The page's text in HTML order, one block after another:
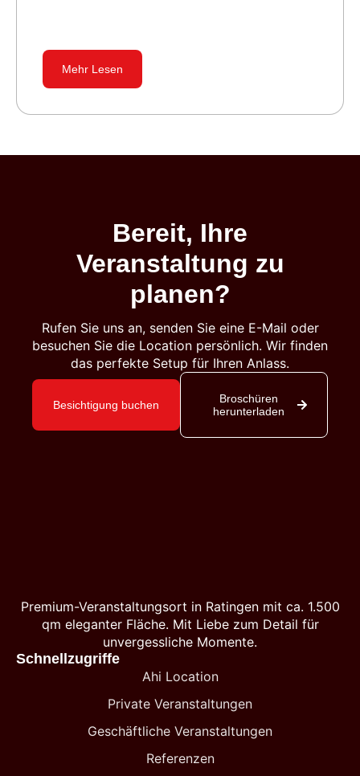
Mehr Lesen
Bereit, Ihre
Veranstaltung zu
planen?
Rufen Sie uns an, senden Sie eine E-Mail oder
besuchen Sie die Location persönlich. Wir finden
das perfekte Setup für Ihren Anlass.
Besichtigung buchen
Broschüren
herunterladen
Premium-Veranstaltungsort in Ratingen mit ca. 1.500
qm eleganter Fläche. Mit Liebe zum Detail für
unvergessliche Momente.
Schnellzugriffe
Ahi Location
Private Veranstaltungen
Geschäftliche Veranstaltungen
Referenzen